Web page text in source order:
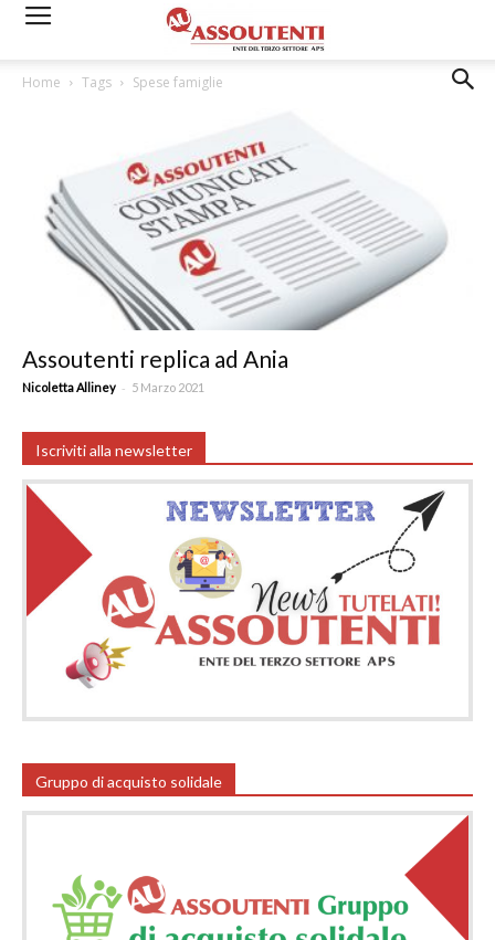
Home Tags Spese famiglie
Assoutenti replica ad Ania
Nicoletta Alliney - 5 Marzo 2021
Iscriviti alla newsletter
Gruppo di acquisto solidale